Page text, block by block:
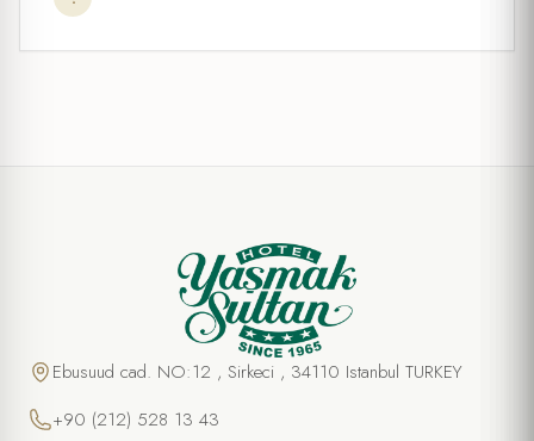
Ebusuud cad. NO:12 , Sirkeci , 34110 Istanbul TURKEY
+90 (212) 528 13 43